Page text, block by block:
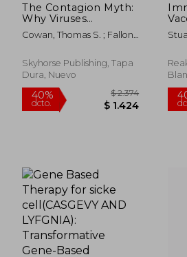
50%
dcto.
$ 3.071
The Contagion Myth:
Why Viruses
(Including
"Coronavirus") are not
Hardcover (en Inglés)
Cowan, Thomas S. ; Fallon
Skyhorse Publishing, Tapa
Dura, Nuevo